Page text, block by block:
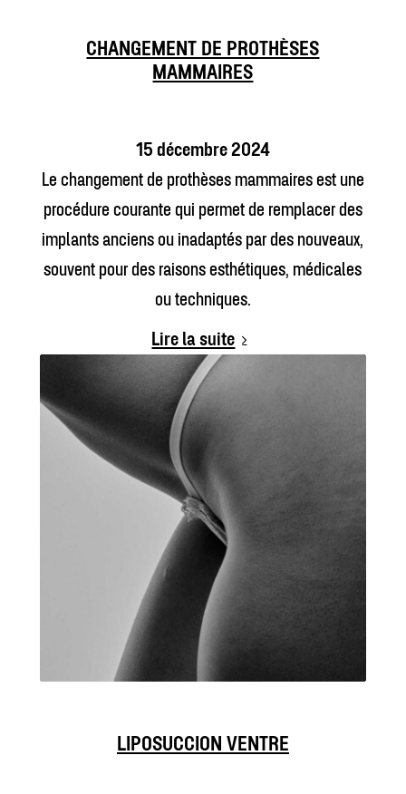
CHANGEMENT DE PROTHÈSES
MAMMAIRES
15 décembre 2024
Le changement de prothèses mammaires est une
procédure courante qui permet de remplacer des
implants anciens ou inadaptés par des nouveaux,
souvent pour des raisons esthétiques, médicales
ou techniques.
Lire la suite
LIPOSUCCION VENTRE